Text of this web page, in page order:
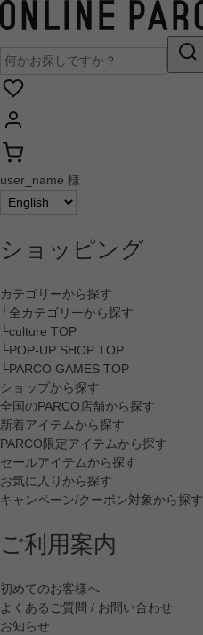
user_name 様
ショッピング
カテゴリーから探す
└全カテゴリーから探す
└culture TOP
└POP-UP SHOP TOP
└PARCO GAMES TOP
ショップから探す
全国のPARCO店舗から探す
新着アイテムから探す
PARCO限定アイテムから探す
セールアイテムから探す
お気に入りから探す
キャンペーン/クーポン対象から探す
ご利用案内
初めてのお客様へ
よくあるご質問 / お問い合わせ
お知らせ